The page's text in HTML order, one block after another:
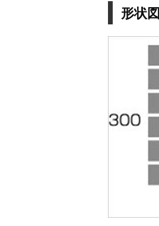
形状図